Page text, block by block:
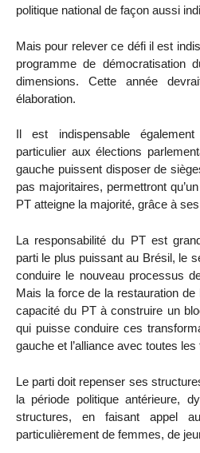
politique national de façon aussi
Mais pour relever ce défi il est
programme de démocratisation
dimensions. Cette année
élaboration.
Il est indispensable
particulier aux élections
gauche puissent disposer de
pas majoritaires, permettront
PT atteigne la majorité, grâce à
La responsabilité du PT est
parti le plus puissant au Brésil, le
conduire le nouveau processus
Mais la force de la restauration
capacité du PT à construire un
qui puisse conduire ces
gauche et l’alliance avec toutes
Le parti doit repenser ses
la période politique antérieure,
structures, en faisant appel
particulièrement de femmes, de